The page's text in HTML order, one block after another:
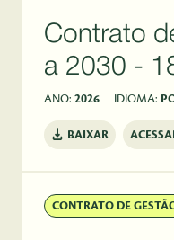
Contrato
a 2030 -
ANO: 2026 IDIOMA:
BAIXAR
CONTRATO DE